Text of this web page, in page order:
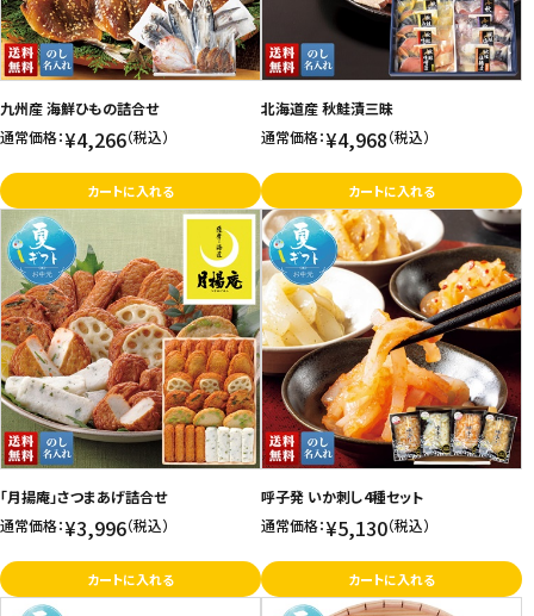
九州産 海鮮ひもの詰合せ
通常価格：¥4,266（税込）
カートに入れる
北海道産 秋鮭漬三昧
通常価格：¥4,968（税込）
カートに入れる
「月揚庵」さつまあげ詰合せ
通常価格：¥3,996（税込）
カートに入れる
呼子発 いか刺し4種セット
通常価格：¥5,130（税込）
カートに入れる